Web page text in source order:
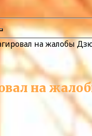
на жалобы
на